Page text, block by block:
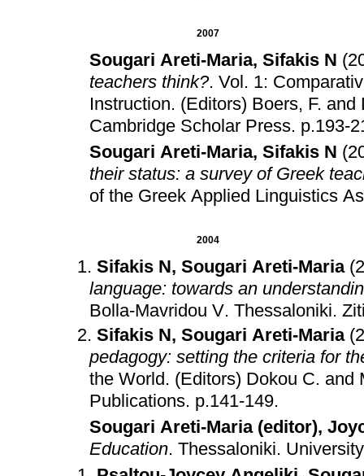
2007
Sougari Areti-Maria, Sifakis N
teachers think?. Vol. 1:
Instruction. (Editors) Boers, F.
Cambridge Scholar Press. p.193-
Sougari Areti-Maria, Sifakis N
their status: a survey of Greek
of the Greek Applied Linguistics
2004
Sifakis N, Sougari Areti-Maria
language: towards an
Bolla-Mavridou V. Thessaloniki.
Sifakis N, Sougari Areti-Maria
pedagogy: setting the criteria for
the World . (Editors) Dokou C. and
Publications. p.141-149.
Sougari Areti-Maria (editor),
Education. Thessaloniki.